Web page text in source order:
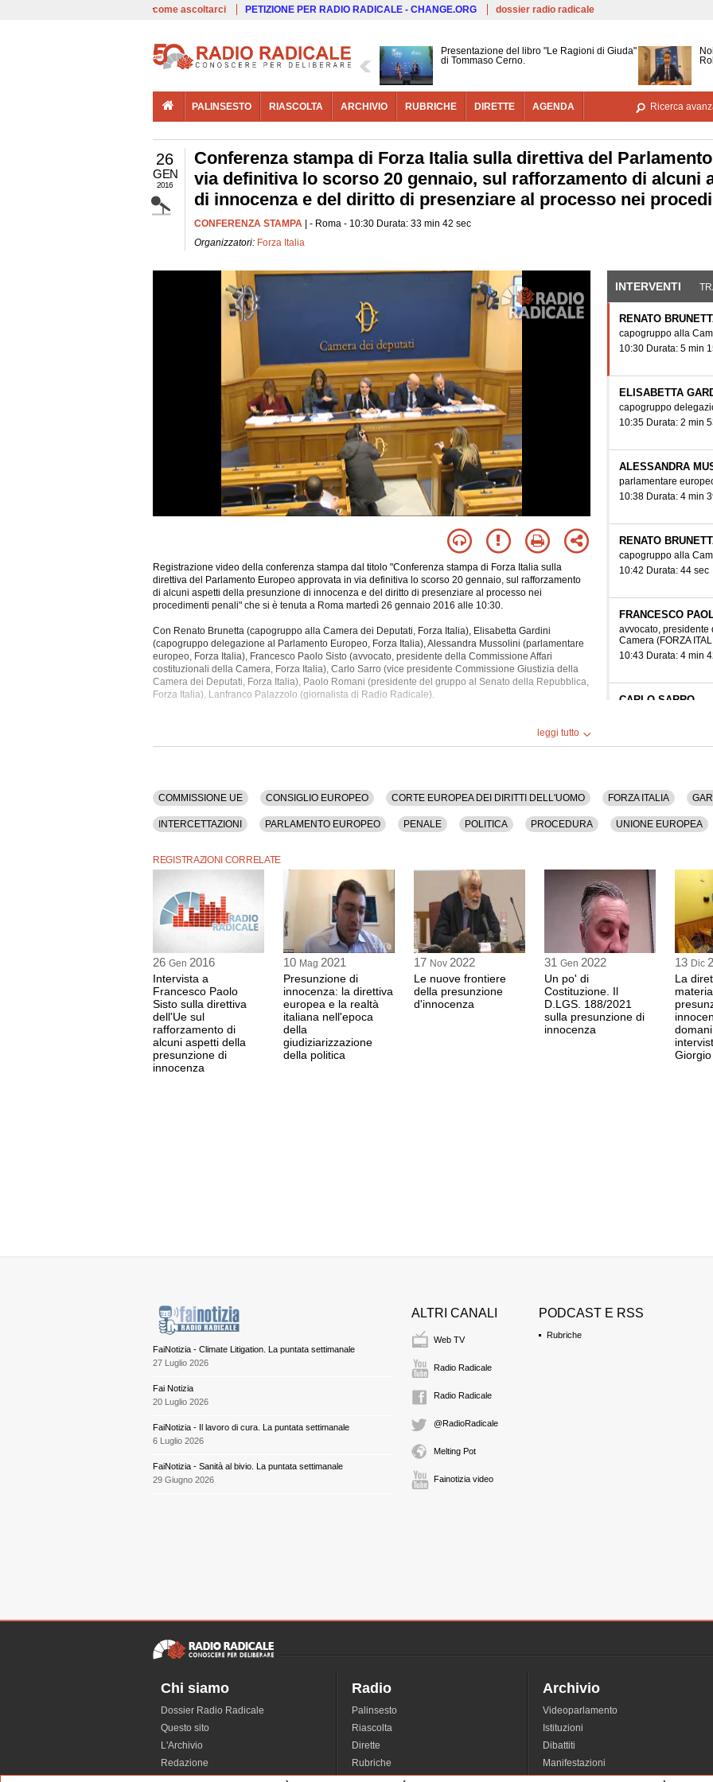
Salta al contenuto principale
come ascoltarci PETIZIONE PER RADIO RADICALE - CHANGE.ORG dossier radio radicale
Presentazione del libro "Le Ragioni di Giuda"
di Tommaso Cerno.
PALINSESTO RIASCOLTA ARCHIVIO RUBRICHE DIRETTE AGENDA Ricerca
26
GEN
2016
Conferenza stampa di Forza Italia sulla direttiva del
via definitiva lo scorso 20 gennaio, sul rafforzamento di alcuni
di innocenza e del diritto di presenziare al processo nei
CONFERENZA STAMPA | - Roma - 10:30 Durata: 33 min 42 sec
Organizzatori: Forza Italia
Registrazione video della conferenza stampa dal titolo "Conferenza stampa di Forza Italia sulla
direttiva del Parlamento Europeo approvata in via definitiva lo scorso 20 gennaio, sul rafforzamento
di alcuni aspetti della presunzione di innocenza e del diritto di presenziare al processo nei
procedimenti penali" che si è tenuta a Roma martedì 26 gennaio 2016 alle 10:30.
Con Renato Brunetta (capogruppo alla Camera dei Deputati, Forza Italia), Elisabetta Gardini
(capogruppo delegazione al Parlamento Europeo, Forza Italia), Alessandra Mussolini (parlamentare
europeo, Forza Italia), Francesco Paolo Sisto (avvocato, presidente della Commissione Affari
costituzionali della Camera, Forza Italia), Carlo Sarro (vice presidente Commissione Giustizia della
Camera dei Deputati, Forza Italia), Paolo Romani (presidente del gruppo al Senato della Repubblica,
Forza Italia), Lanfranco Palazzolo (giornalista di Radio Radicale).
Sono stati trattati i seguenti argomenti: Commissione Ue, Consiglio Europeo, Corte Europea Dei
La registrazione video della conferenza stampa dura 33 minuti.
La conferenza stampa è disponibile anche nel solo formato audio.
leggi tutto
INTERVENTI
RENATO
capogruppo alla
10:30 Durata: 5 min
ELISABETTA
capogruppo
10:35 Durata: 2 min
ALESSANDRA
parlamentare
10:38 Durata: 4 min
RENATO
capogruppo alla
10:42 Durata: 44 sec
FRANCESCO
avvocato, presidente
Camera (FORZA
10:43 Durata: 4 min
CARLO SARRO
capogruppo alla
10:50 Durata: 1 min
presidente del
10:52 Durata: 3 min
RENATO
capogruppo alla
10:56 Durata: 1 min
LANFRANCO
giornalista di Radio
10:58 Durata: 45 sec
COMMISSIONE UE CONSIGLIO EUROPEO CORTE EUROPEA DEI DIRITTI DELL'UOMO FORZA ITALIA
INTERCETTAZIONI PARLAMENTO EUROPEO PENALE POLITICA PROCEDURA UNIONE EUROPEA
REGISTRAZIONI CORRELATE
26 Gen 2016
Intervista a
Francesco Paolo
Sisto sulla direttiva
dell'Ue sul
rafforzamento di
alcuni aspetti della
presunzione di
innocenza
10 Mag 2021
Presunzione di
innocenza: la direttiva
europea e la realtà
italiana nell'epoca
della
giudiziarizzazione
della politica
17 Nov 2022
Le nuove frontiere
della presunzione
d'innocenza
31 Gen 2022
Un po' di
Costituzione. Il
D.LGS. 188/2021
sulla presunzione di
innocenza
13 Dic
La
FaiNotizia - Climate Litigation. La puntata settimanale
27 Luglio 2026
Fai Notizia
20 Luglio 2026
FaiNotizia - Il lavoro di cura. La puntata settimanale
6 Luglio 2026
FaiNotizia - Sanità al bivio. La puntata settimanale
29 Giugno 2026
ALTRI CANALI
Web TV
Radio Radicale
Radio Radicale
@RadioRadicale
Melting Pot
Fainotizia video
PODCAST E RSS
Rubriche
Chi siamo
Dossier Radio Radicale
Questo sito
L'Archivio
Redazione
Radio
Palinsesto
Riascolta
Dirette
Rubriche
Archivio
Videoparlamento
Istituzioni
Dibattiti
Manifestazioni